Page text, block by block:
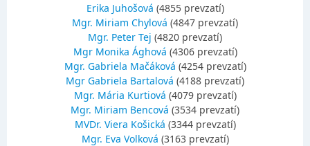
Erika Juhošová (4855 prevzatí)
Mgr. Miriam Chylová (4847 prevzatí)
Mgr. Peter Tej (4820 prevzatí)
Mgr Monika Ághová (4306 prevzatí)
Mgr. Gabriela Mačáková (4254 prevzatí)
Mgr Gabriela Bartalová (4188 prevzatí)
Mgr. Mária Kurtiová (4079 prevzatí)
Mgr. Miriam Bencová (3534 prevzatí)
MVDr. Viera Košická (3344 prevzatí)
Mgr. Eva Volková (3163 prevzatí)